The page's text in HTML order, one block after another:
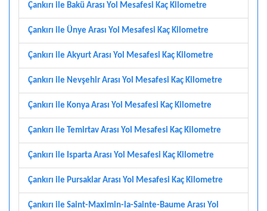
Çankırı ile Bakü Arası Yol Mesafesi Kaç Kilometre
Çankırı ile Ünye Arası Yol Mesafesi Kaç Kilometre
Çankırı ile Akyurt Arası Yol Mesafesi Kaç Kilometre
Çankırı ile Nevşehir Arası Yol Mesafesi Kaç Kilometre
Çankırı ile Konya Arası Yol Mesafesi Kaç Kilometre
Çankırı ile Temirtav Arası Yol Mesafesi Kaç Kilometre
Çankırı ile Isparta Arası Yol Mesafesi Kaç Kilometre
Çankırı ile Pursaklar Arası Yol Mesafesi Kaç Kilometre
Çankırı ile Saint-Maximin-la-Sainte-Baume Arası Yol